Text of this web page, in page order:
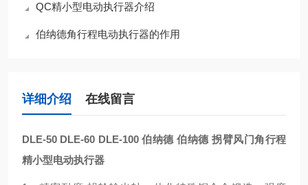
QC精小型电动执行器介绍
伯纳德角行程电动执行器的作用
详细介绍 在线留言
DLE-50 DLE-60 DLE-100 伯纳德伯纳德 拐臂风门角行程
精小型电动执行器